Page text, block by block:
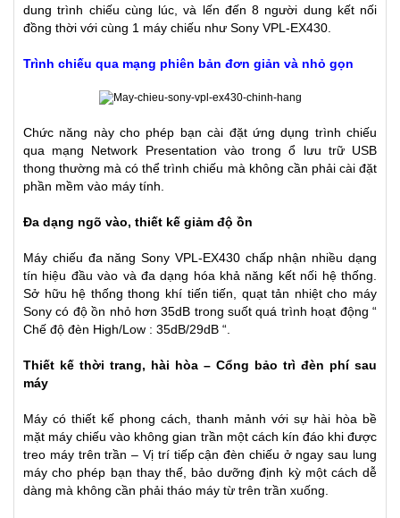
dung trình chiếu cùng lúc, và lến đến 8 người dung kết nối
đồng thời với cùng 1 máy chiếu như Sony VPL-EX430.
Trình chiếu qua mạng phiên bản đơn giản và nhỏ gọn
Chức năng này cho phép bạn cài đặt ứng dụng trình chiếu
qua mạng Network Presentation vào trong ổ lưu trữ USB
thong thường mà có thể trình chiếu mà không cần phải cài đặt
phần mềm vào máy tính.
Đa dạng ngõ vào, thiết kế giảm độ ồn
Máy chiếu đa năng Sony VPL-EX430 chấp nhận nhiều dạng
tín hiệu đầu vào và đa dạng hóa khả năng kết nối hệ thống.
Sở hữu hệ thống thong khí tiến tiến, quạt tản nhiệt cho máy
Sony có độ ồn nhỏ hơn 35dB trong suốt quá trình hoạt động “
Chế độ đèn High/Low : 35dB/29dB “.
Thiết kế thời trang, hài hòa – Cổng bảo trì đèn phí sau
máy
Máy có thiết kế phong cách, thanh mảnh với sự hài hòa bề
mặt máy chiếu vào không gian trần một cách kín đáo khi được
treo máy trên trần – Vị trí tiếp cận đèn chiếu ở ngay sau lung
máy cho phép bạn thay thế, bảo dưỡng định kỳ một cách dễ
dàng mà không cần phải tháo máy từ trên trần xuống.